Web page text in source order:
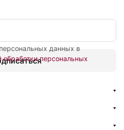
данных в
обработки персональных